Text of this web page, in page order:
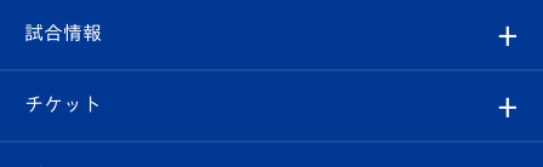
クラブ
試合情報
クラブ概要
エンブレム紹介
観戦ルール
はじめての観戦ガイド
試合情報
試合日程/結果
チケット